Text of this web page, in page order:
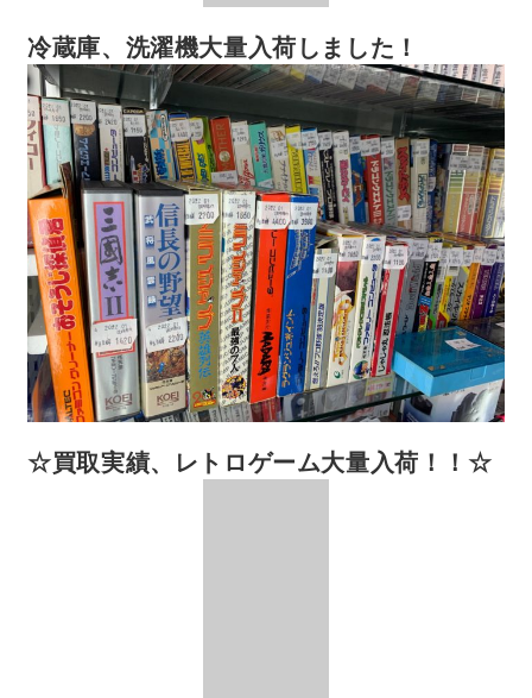
冷蔵庫、洗濯機大量入荷しました！
☆買取実績、レトロゲーム大量入荷！！☆